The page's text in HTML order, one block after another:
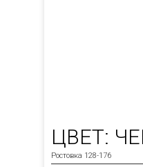
ЦВЕТ:
Ростовка 128-176